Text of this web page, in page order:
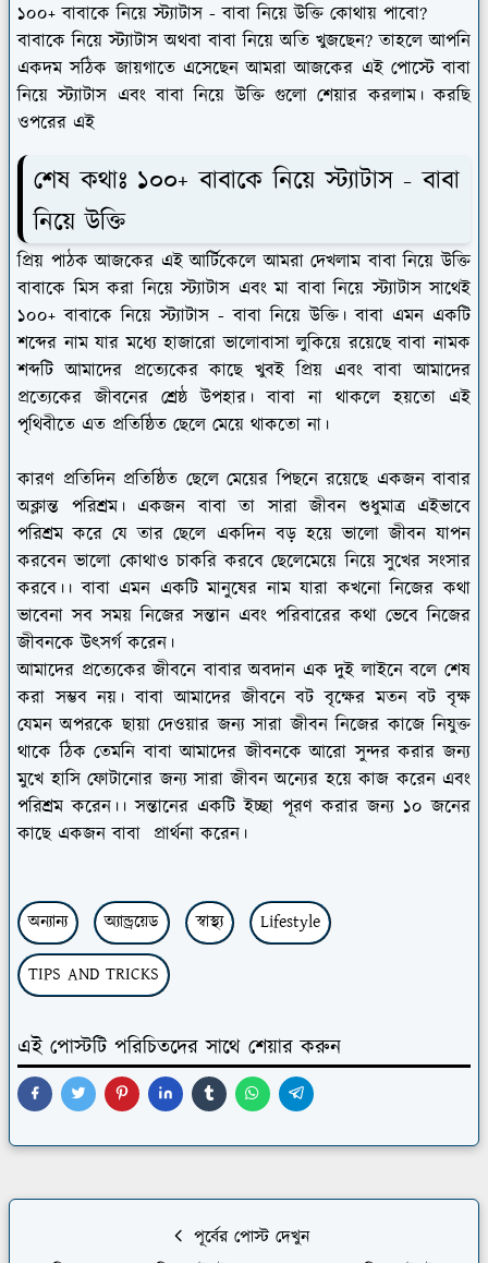
১০০+ বাবাকে নিয়ে স্ট্যাটাস - বাবা নিয়ে উক্তি কোথায় পাবো?
বাবাকে নিয়ে স্ট্যাটাস অথবা বাবা নিয়ে অতি খুজছেন? তাহলে আপনি
একদম সঠিক জায়গাতে এসেছেন আমরা আজকের এই পোস্টে বাবা
নিয়ে স্ট্যাটাস এবং বাবা নিয়ে উক্তি গুলো শেয়ার করলাম। করছি
ওপরের এই
শেষ কথাঃ ১০০+ বাবাকে নিয়ে স্ট্যাটাস - বাবা
নিয়ে উক্তি
প্রিয় পাঠক আজকের এই আর্টিকেলে আমরা দেখলাম বাবা নিয়ে উক্তি
বাবাকে মিস করা নিয়ে স্ট্যাটাস এবং মা বাবা নিয়ে স্ট্যাটাস সাথেই
১০০+ বাবাকে নিয়ে স্ট্যাটাস - বাবা নিয়ে উক্তি। বাবা এমন একটি
শব্দের নাম যার মধ্যে হাজারো ভালোবাসা লুকিয়ে রয়েছে বাবা নামক
শব্দটি আমাদের প্রত্যেকের কাছে খুবই প্রিয় এবং বাবা আমাদের
প্রত্যেকের জীবনের শ্রেষ্ঠ উপহার। বাবা না থাকলে হয়তো এই
পৃথিবীতে এত প্রতিষ্ঠিত ছেলে মেয়ে থাকতো না।
কারণ প্রতিদিন প্রতিষ্ঠিত ছেলে মেয়ের পিছনে রয়েছে একজন বাবার
অক্লান্ত পরিশ্রম। একজন বাবা তা সারা জীবন শুধুমাত্র এইভাবে
পরিশ্রম করে যে তার ছেলে একদিন বড় হয়ে ভালো জীবন যাপন
করবেন ভালো কোথাও চাকরি করবে ছেলেমেয়ে নিয়ে সুখের সংসার
করবে।। বাবা এমন একটি মানুষের নাম যারা কখনো নিজের কথা
ভাবেনা সব সময় নিজের সন্তান এবং পরিবারের কথা ভেবে নিজের
জীবনকে উৎসর্গ করেন।
আমাদের প্রত্যেকের জীবনে বাবার অবদান এক দুই লাইনে বলে শেষ
করা সম্ভব নয়। বাবা আমাদের জীবনে বট বৃক্ষের মতন বট বৃক্ষ
যেমন অপরকে ছায়া দেওয়ার জন্য সারা জীবন নিজের কাজে নিযুক্ত
থাকে ঠিক তেমনি বাবা আমাদের জীবনকে আরো সুন্দর করার জন্য
মুখে হাসি ফোটানোর জন্য সারা জীবন অন্যের হয়ে কাজ করেন এবং
পরিশ্রম করেন।। সন্তানের একটি ইচ্ছা পূরণ করার জন্য ১০ জনের
কাছে একজন বাবা প্রার্থনা করেন।
অন্যান্য অ্যান্ড্রয়েড স্বাস্থ্য Lifestyle
TIPS AND TRICKS
এই পোস্টটি পরিচিতদের সাথে শেয়ার করুন
পূর্বের পোস্ট দেখুন